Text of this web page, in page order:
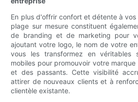
En plus d'offrir confort et détente à
plage sur mesure constituent
de branding et de marketing pour
ajoutant votre logo, le nom de votre
vous les transformez en véritables
mobiles pour promouvoir votre
et des passants. Cette visibilité
attirer de nouveaux clients et à
clientèle existante.